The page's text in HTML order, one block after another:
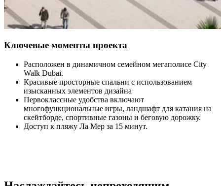
Ключевые моменты проекта
Расположен в динамичном семейном мегаполисе City
Walk Dubai.
Красивые просторные спальни с использованием
изысканных элементов дизайна
Первоклассные удобства включают
многофункциональные игры, ландшафт для катания на
скейтборде, спортивные газоны и беговую дорожку.
Доступ к пляжу Ла Мер за 15 минут.